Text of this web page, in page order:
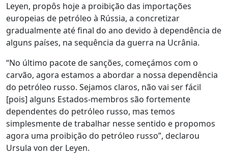
Leyen, propôs hoje a proibição das importações
europeias de petróleo à Rússia, a concretizar
gradualmente até final do ano devido à dependência de
alguns países, na sequência da guerra na Ucrânia.
“No último pacote de sanções, começámos com o
carvão, agora estamos a abordar a nossa dependência
do petróleo russo. Sejamos claros, não vai ser fácil
[pois] alguns Estados-membros são fortemente
dependentes do petróleo russo, mas temos
simplesmente de trabalhar nesse sentido e propomos
agora uma proibição do petróleo russo”, declarou
Ursula von der Leyen.